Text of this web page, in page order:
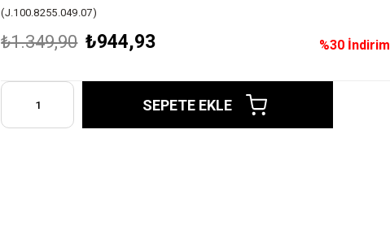
(J.100.8255.049.07)
%30İndirim
₺1.349,90 ₺944,93